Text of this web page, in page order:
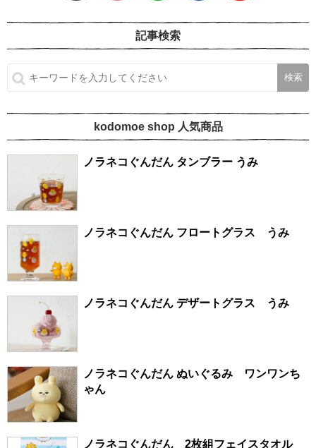
記事検索
kodomoe shop 人気商品
ノラネコぐんだん タンブラー うみ
ノラネコぐんだん フロートグラス うみ
ノラネコぐんだん デザートグラス うみ
ノラネコぐんだん ぬいぐるみ ワンワンち
ゃん
ノラネコぐんだん 2枚組フェイスタオル